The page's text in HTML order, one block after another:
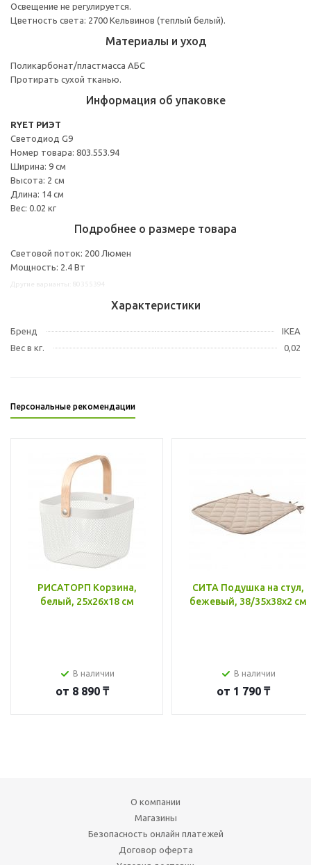
Освещение не регулируется.
Цветность света: 2700 Кельвинов (теплый белый).
Материалы и уход
Поликарбонат/пластмасса АБС
Протирать сухой тканью.
Информация об упаковке
RYET РИЭТ
Светодиод G9
Номер товара: 803.553.94
Ширина: 9 см
Высота: 2 см
Длина: 14 см
Вес: 0.02 кг
Подробнее о размере товара
Световой поток: 200 Люмен
Мощность: 2.4 Вт
Характеристики
Бренд
IKEA
Вес в кг.
0,02
Персональные рекомендации
РИСАТОРП Корзина,
белый, 25x26x18 см
В наличии
от 8 890 ₸
СИТА Подушка на стул,
бежевый, 38/35x38x2 см
В наличии
от 1 790 ₸
О компании
Магазины
Безопасность онлайн платежей
Договор оферта